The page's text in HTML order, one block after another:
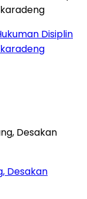
Disiplin
Desakan